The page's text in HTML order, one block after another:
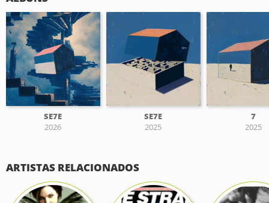
SE7E
2026
SE7E
2025
7
2025
ARTISTAS RELACIONADOS